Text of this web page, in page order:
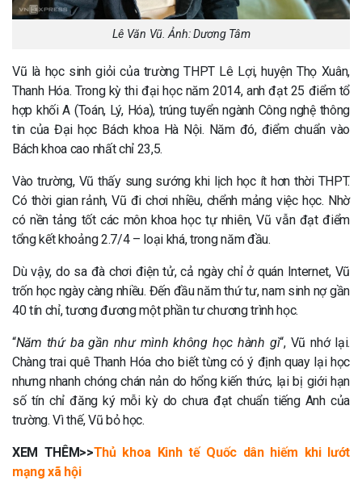
Lê Văn Vũ. Ảnh: Dương Tâm
Vũ là học sinh giỏi của trường THPT Lê Lợi, huyện Thọ Xuân,
Thanh Hóa. Trong kỳ thi đại học năm 2014, anh đạt 25 điểm tổ
hợp khối A (Toán, Lý, Hóa), trúng tuyển ngành Công nghệ thông
tin của Đại học Bách khoa Hà Nội. Năm đó, điểm chuẩn vào
Bách khoa cao nhất chỉ 23,5.
Vào trường, Vũ thấy sung sướng khi lịch học ít hơn thời THPT.
Có thời gian rảnh, Vũ đi chơi nhiều, chểnh mảng việc học. Nhờ
có nền tảng tốt các môn khoa học tự nhiên, Vũ vẫn đạt điểm
tổng kết khoảng 2.7/4 – loại khá, trong năm đầu.
Dù vậy, do sa đà chơi điện tử, cả ngày chỉ ở quán Internet, Vũ
trốn học ngày càng nhiều. Đến đầu năm thứ tư, nam sinh nợ gần
40 tín chỉ, tương đương một phần tư chương trình học.
“Năm thứ ba gần như mình không học hành gì“, Vũ nhớ lại.
Chàng trai quê Thanh Hóa cho biết từng có ý định quay lại học
nhưng nhanh chóng chán nản do hổng kiến thức, lại bị giới hạn
số tín chỉ đăng ký mỗi kỳ do chưa đạt chuẩn tiếng Anh của
trường. Vì thế, Vũ bỏ học.
XEM THÊM>>Thủ khoa Kinh tế Quốc dân hiếm khi lướt
mạng xã hội